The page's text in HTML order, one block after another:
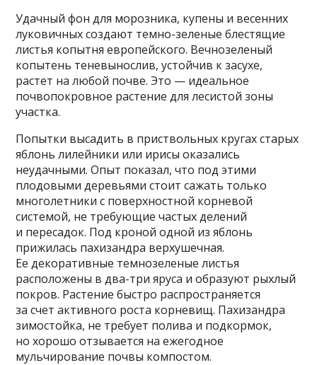
Удачный фон для морозника, купены и весенних
луковичных создают темно-зеленые блестящие
листья копытня европейского. Вечнозеленый
копытень теневынослив, устойчив к засухе,
растет на любой почве. Это — идеальное
почвопокровное растение для лесистой зоны
участка.
Попытки высадить в приствольных кругах старых
яблонь лилейники или ирисы оказались
неудачными. Опыт показал, что под этими
плодовыми деревьями стоит сажать только
многолетники с поверхностной корневой
системой, не требующие частых делений
и пересадок. Под кроной одной из яблонь
прижилась пахизандра верхушечная.
Ее декоративные темнозеленые листья
расположены в два-три яруса и образуют рыхлый
покров. Растение быстро распространяется
за счет активного роста корневищ. Пахизандра
зимостойка, не требует полива и подкормок,
но хорошо отзывается на ежегодное
мульчирование почвы компостом.